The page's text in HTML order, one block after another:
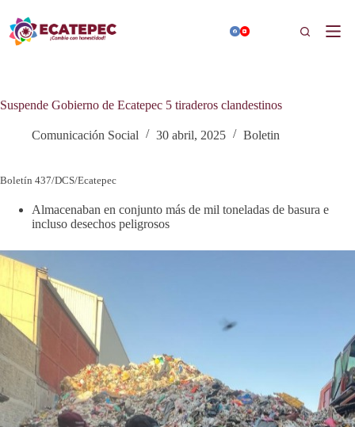
contenido
Buscar
Suspende Gobierno de Ecatepec 5 tiraderos clandestinos
Comunicación Social 30 abril, 2025 Boletin
Boletín 437/DCS/Ecatepec
Almacenaban en conjunto más de mil toneladas de basura e
incluso desechos peligrosos